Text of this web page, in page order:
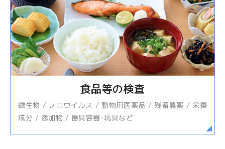
食品等の検査
微生物 / ノロウイルス / 動物用医薬品 / 残留農薬 / 栄養
成分 / 添加物 / 器具容器･玩具など